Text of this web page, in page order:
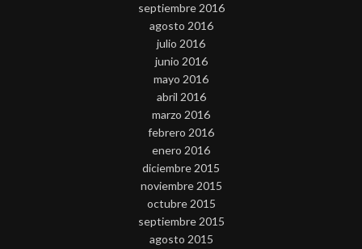
septiembre 2016
agosto 2016
julio 2016
junio 2016
mayo 2016
abril 2016
marzo 2016
febrero 2016
enero 2016
diciembre 2015
noviembre 2015
octubre 2015
septiembre 2015
agosto 2015